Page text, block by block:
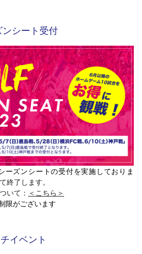
シート受付
ーズンシートの受付を実施しておりま
終了します。
いて： ＜こちら＞
限がございます
イベント